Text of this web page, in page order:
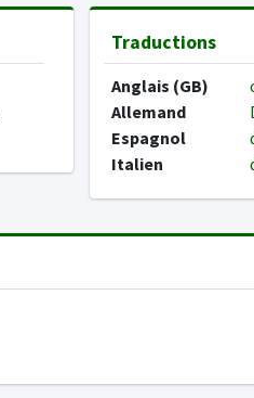
Traductions
Anglais (GB)
Allemand
Espagnol
Italien